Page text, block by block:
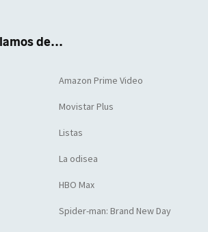
de...
Amazon Prime Video
Movistar Plus
Listas
La odisea
HBO Max
Spider-man: Brand New Day